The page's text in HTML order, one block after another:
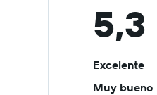
5,3
Excelente
Muy bueno